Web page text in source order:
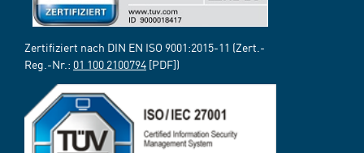
Zertifiziert nach DIN EN ISO 9001:2015-11 (Zert.-
Reg.-Nr.: 01 100 2100794 [PDF])